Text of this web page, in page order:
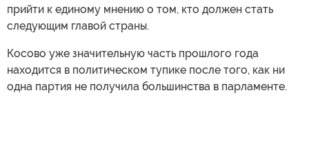
прийти к единому мнению о том, кто должен стать
следующим главой страны.
Косово уже значительную часть прошлого года
находится в политическом тупике после того, как ни
одна партия не получила большинства в парламенте.